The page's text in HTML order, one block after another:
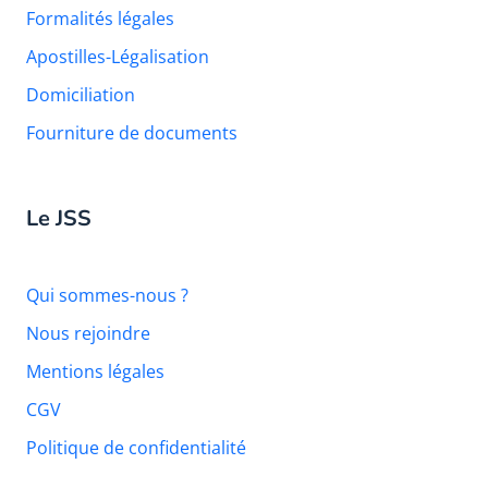
Formalités légales
Apostilles-Légalisation
Domiciliation
Fourniture de documents
Le JSS
Qui sommes-nous ?
Nous rejoindre
Mentions légales
CGV
Politique de confidentialité